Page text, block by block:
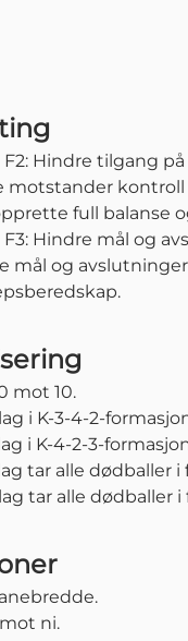
Hindre tilgang
motstander kontroll
full balanse
Hindre mål og
mål og
mot 10.
i K-3-4-2-
i K-4-2-3-
tar alle dødballer
tar alle dødballer
ni.